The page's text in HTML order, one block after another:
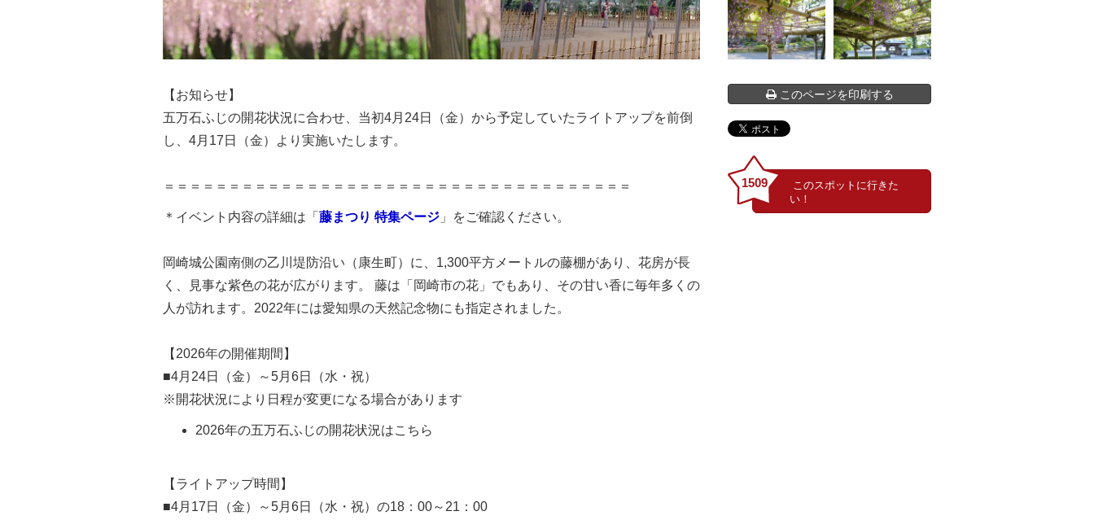
【お知らせ】
五万石ふじの開花状況に合わせ、当初4月24日（金）から予定していたライトアップを前倒
し、4月17日（金）より実施いたします。
＝＝＝＝＝＝＝＝＝＝＝＝＝＝＝＝＝＝＝＝＝＝＝＝＝＝＝＝＝＝＝＝＝＝＝＝
＊イベント内容の詳細は「 藤まつり 特集ページ 」をご確認ください。
岡崎城公園南側の乙川堤防沿い（康生町）に、1,300平方メートルの藤棚があり、花房が長
く、見事な紫色の花が広がります。 藤は「岡崎市の花」でもあり、その甘い香に毎年多くの
人が訪れます。2022年には愛知県の天然記念物にも指定されました。
【2026年の開催期間】
■4月24日（金）～5月6日（水・祝）
※開花状況により日程が変更になる場合があります
2026年の五万石ふじの開花状況はこちら
【ライトアップ時間】
■4月17日（金）～5月6日（水・祝）の18：00～21：00
このページを印刷する
1509